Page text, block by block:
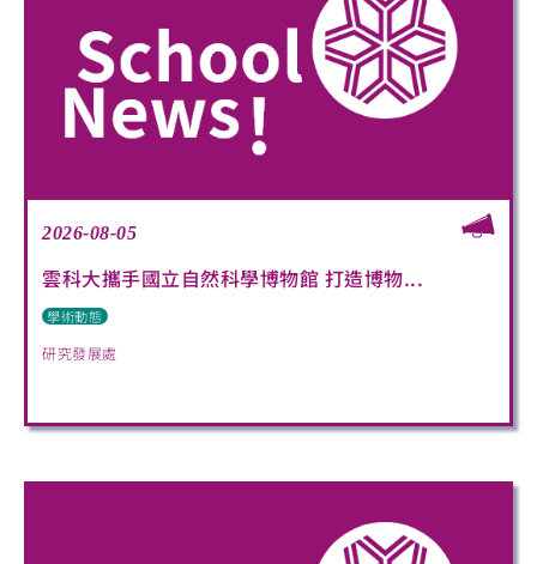
2026-08-05
雲科大攜手國立自然科學博物館 打造博物...
學術動態
研究發展處